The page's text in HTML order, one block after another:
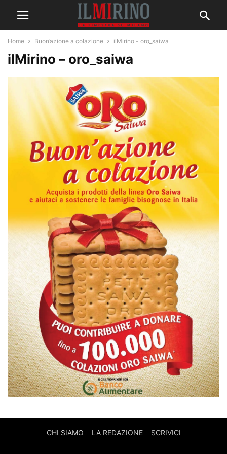
Home Buon’azione a colazione ilMirino - oro_saiwa
ilMirino – oro_saiwa
CHI SIAMO LA REDAZIONE SCRIVICI